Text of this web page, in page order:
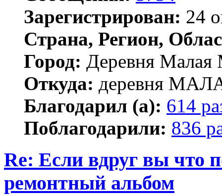
Зарегистрирован: 24
Страна, Регион,
Город: Деревня Малая
Откуда: деревня
Благодарил (а): 614
Поблагодарили: 836
Re: Если вдруг вы что
ремонтный альбом